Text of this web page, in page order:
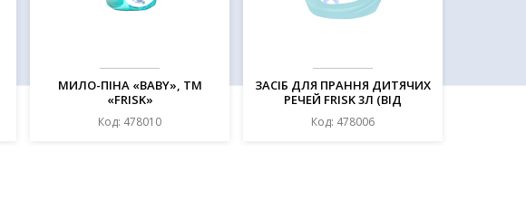
МИЛО-ПІНА «BABY», ТМ
«FRISK»
Код: 478010
ЗАСІБ ДЛЯ ПРАННЯ ДИТЯЧИХ
РЕЧЕЙ FRISK 3Л (ВІД
НАРОДЖЕННЯ)
Код: 478006